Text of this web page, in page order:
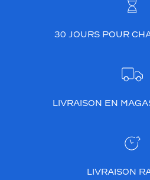
30 JOURS POUR
LIVRAISON EN
LIVRAISON